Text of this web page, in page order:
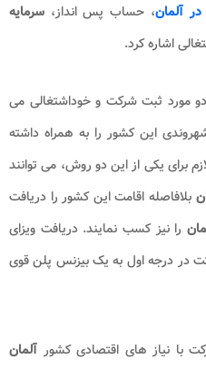
آلمان، حساب پس انداز، سرمایه
اشاره کرد.
مورد ثبت شرکت و خوداشتغالی می
این کشور را به همراه داشته
برای یکی از این دو روش، می توانند
بلافاصله اقامت این کشور را دریافت
را نیز کسب نمایند. دریافت ویزای
در درجه اول به یک بیزنس پلن قوی
با نیاز های اقتصادی کشور آلمان